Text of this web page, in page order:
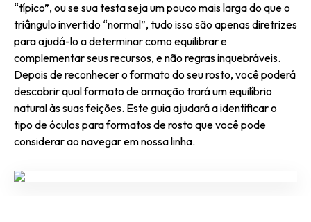
“típico”, ou se sua testa seja um pouco mais larga do que o
triângulo invertido “normal”, tudo isso são apenas diretrizes
para ajudá-lo a determinar como equilibrar e
complementar seus recursos, e não regras inquebráveis.
Depois de reconhecer o formato do seu rosto, você poderá
descobrir qual formato de armação trará um equilíbrio
natural às suas feições. Este guia ajudará a identificar o
tipo de óculos para formatos de rosto que você pode
considerar ao navegar em nossa linha.